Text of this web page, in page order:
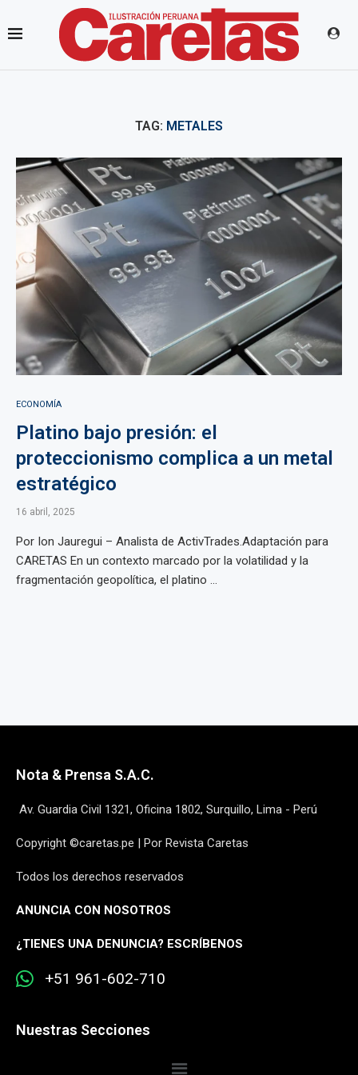
TAG: METALES
ECONOMÍA
Platino bajo presión: el
proteccionismo complica a un metal
estratégico
16 abril, 2025
Por Ion Jauregui – Analista de ActivTrades.Adaptación para
CARETAS En un contexto marcado por la volatilidad y la
fragmentación geopolítica, el platino ...
Nota & Prensa S.A.C.
Av. Guardia Civil 1321, Oficina 1802, Surquillo, Lima - Perú
Copyright ©caretas.pe | Por Revista Caretas
Todos los derechos reservados
ANUNCIA CON NOSOTROS
¿TIENES UNA DENUNCIA? ESCRÍBENOS
+51 961-602-710
Nuestras Secciones